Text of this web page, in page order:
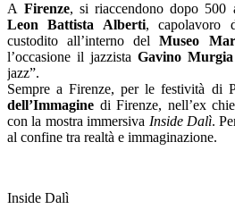
AFirenze, si riaccendono dopo 500
Leon Battista Alberti, capolavoro
custodito all’interno delMuseo
l’occasione il jazzista Gavino Murgia
jazz”.
Sempre a Firenze, per le festività di
dell’Immagine di Firenze, nell’ex
con la mostra immersiva Inside Dalì.
al confine tra realtà e immaginazione.
Inside Dalì